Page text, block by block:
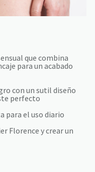
que combina
para un acabado
con un sutil diseño
perfecto
para el uso diario
Florence y crear un